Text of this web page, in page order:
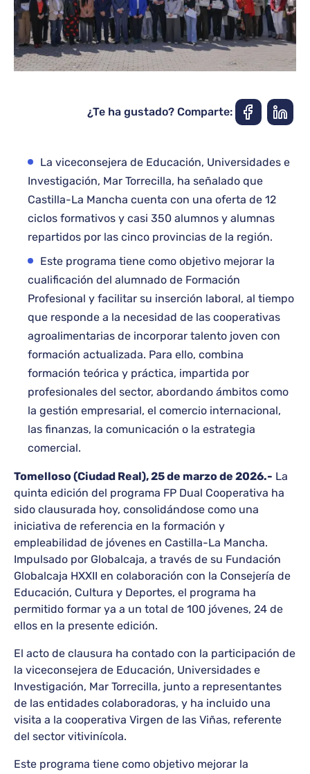
¿Te ha gustado? Comparte:
La viceconsejera de Educación, Universidades e
Investigación, Mar Torrecilla, ha señalado que
Castilla-La Mancha cuenta con una oferta de 12
ciclos formativos y casi 350 alumnos y alumnas
repartidos por las cinco provincias de la región.
Este programa tiene como objetivo mejorar la
cualificación del alumnado de Formación
Profesional y facilitar su inserción laboral, al tiempo
que responde a la necesidad de las cooperativas
agroalimentarias de incorporar talento joven con
formación actualizada. Para ello, combina
formación teórica y práctica, impartida por
profesionales del sector, abordando ámbitos como
la gestión empresarial, el comercio internacional,
las finanzas, la comunicación o la estrategia
comercial.
Tomelloso (Ciudad Real), 25 de marzo de 2026.- La
quinta edición del programa FP Dual Cooperativa ha
sido clausurada hoy, consolidándose como una
iniciativa de referencia en la formación y
empleabilidad de jóvenes en Castilla-La Mancha.
Impulsado por Globalcaja, a través de su Fundación
Globalcaja HXXII en colaboración con la Consejería de
Educación, Cultura y Deportes, el programa ha
permitido formar ya a un total de 100 jóvenes, 24 de
ellos en la presente edición.
El acto de clausura ha contado con la participación de
la viceconsejera de Educación, Universidades e
Investigación, Mar Torrecilla, junto a representantes
de las entidades colaboradoras, y ha incluido una
visita a la cooperativa Virgen de las Viñas, referente
del sector vitivinícola.
Este programa tiene como objetivo mejorar la